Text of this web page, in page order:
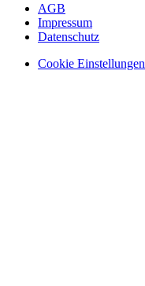
AGB
Impressum
Datenschutz
Cookie Einstellungen